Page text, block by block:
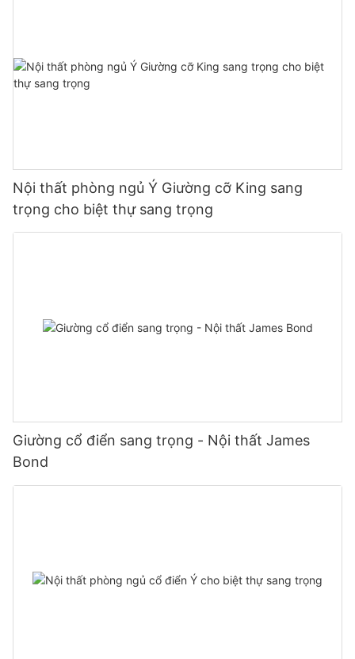
Nội thất phòng ngủ Ý Giường cỡ King sang
trọng cho biệt thự sang trọng
Giường cổ điển sang trọng - Nội thất James
Bond